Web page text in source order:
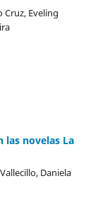
Cruz, Eveling
novelas La
Daniela